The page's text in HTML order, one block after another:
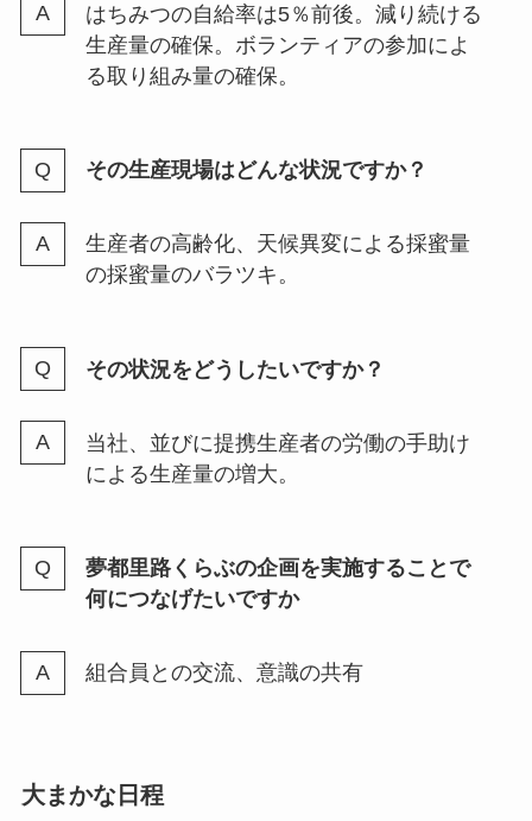
はちみつの自給率は5％前後。減り続ける
生産量の確保。ボランティアの参加によ
る取り組み量の確保。
その生産現場はどんな状況ですか？
生産者の高齢化、天候異変による採蜜量
の採蜜量のバラツキ。
その状況をどうしたいですか？
当社、並びに提携生産者の労働の手助け
による生産量の増大。
夢都里路くらぶの企画を実施することで
何につなげたいですか
組合員との交流、意識の共有
大まかな日程